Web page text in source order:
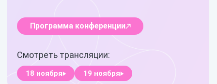
Программа конференции
Смотреть трансляции:
18 ноября 19 ноября